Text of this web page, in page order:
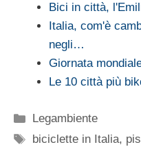
Bici in città,
Italia, com'è
negli…
Giornata
Le 10 città più
Categorie
Legambiente
Tag
biciclette in Italia,